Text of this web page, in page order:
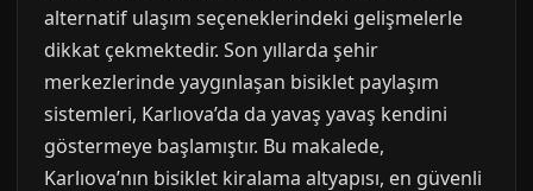
alternatif ulaşım seçeneklerindeki gelişmelerle
dikkat çekmektedir. Son yıllarda şehir
merkezlerinde yaygınlaşan bisiklet paylaşım
sistemleri, Karlıova’da da yavaş yavaş kendini
göstermeye başlamıştır. Bu makalede,
Karlıova’nın bisiklet kiralama altyapısı, en güvenli